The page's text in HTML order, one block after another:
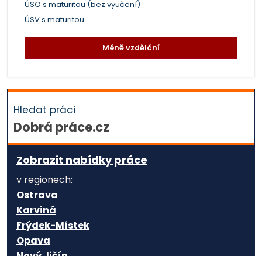
ÚSO s maturitou (bez vyučení)
ÚSV s maturitou
Méně vzdělání
Hledat práci
Dobrá práce.cz
Zobrazit nabídky práce
v regionech:
Ostrava
Karviná
Frýdek-Místek
Opava